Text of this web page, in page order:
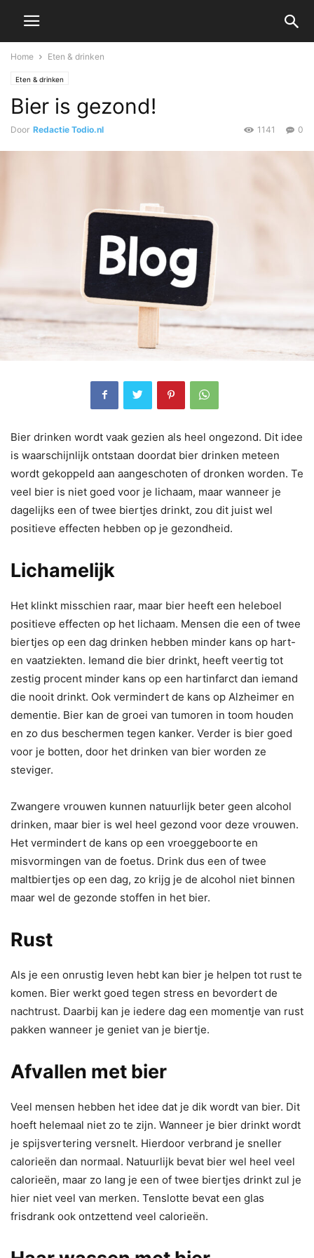
Home Eten & drinken
Eten & drinken
Bier is gezond!
Door Redactie Todio.nl 0
1141
Bier drinken wordt vaak gezien als heel ongezond. Dit idee
is waarschijnlijk ontstaan doordat bier drinken meteen
wordt gekoppeld aan aangeschoten of dronken worden. Te
veel bier is niet goed voor je lichaam, maar wanneer je
dagelijks een of twee biertjes drinkt, zou dit juist wel
positieve effecten hebben op je gezondheid.
Lichamelijk
Het klinkt misschien raar, maar bier heeft een heleboel
positieve effecten op het lichaam. Mensen die een of twee
biertjes op een dag drinken hebben minder kans op hart-
en vaatziekten. Iemand die bier drinkt, heeft veertig tot
zestig procent minder kans op een hartinfarct dan iemand
die nooit drinkt. Ook vermindert de kans op Alzheimer en
dementie. Bier kan de groei van tumoren in toom houden
en zo dus beschermen tegen kanker. Verder is bier goed
voor je botten, door het drinken van bier worden ze
steviger.
Zwangere vrouwen kunnen natuurlijk beter geen alcohol
drinken, maar bier is wel heel gezond voor deze vrouwen.
Het vermindert de kans op een vroeggeboorte en
misvormingen van de foetus. Drink dus een of twee
maltbiertjes op een dag, zo krijg je de alcohol niet binnen
maar wel de gezonde stoffen in het bier.
Rust
Als je een onrustig leven hebt kan bier je helpen tot rust te
komen. Bier werkt goed tegen stress en bevordert de
nachtrust. Daarbij kan je iedere dag een momentje van rust
pakken wanneer je geniet van je biertje.
Afvallen met bier
Veel mensen hebben het idee dat je dik wordt van bier. Dit
hoeft helemaal niet zo te zijn. Wanneer je bier drinkt wordt
je spijsvertering versnelt. Hierdoor verbrand je sneller
calorieën dan normaal. Natuurlijk bevat bier wel heel veel
calorieën, maar zo lang je een of twee biertjes drinkt zul je
hier niet veel van merken. Tenslotte bevat een glas
frisdrank ook ontzettend veel calorieën.